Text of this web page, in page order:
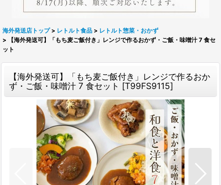
海外発送店トップ > レトルト食品 > レトルト惣菜・おかず
>
【海外発送可】「もち麦ご飯付き」レンジで作るおかず・ご飯・味噌汁 7 食セ
ット
【海外発送可】「もち麦ご飯付き」レンジで作るおか
ず・ご飯・味噌汁 7 食セット [T99FS9115]